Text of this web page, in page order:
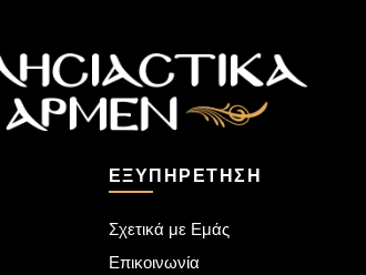
ΕΞΥΠΗΡΈΤΗΣΗ
Σχετικά με Εμάς
Επικοινωνία